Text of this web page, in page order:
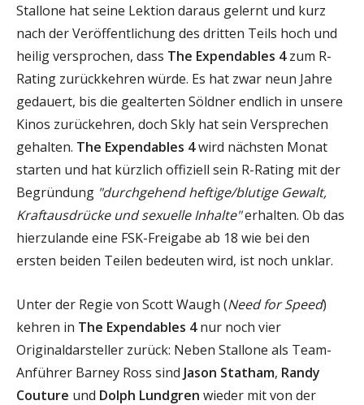
Stallone hat seine Lektion daraus gelernt und kurz
nach der Veröffentlichung des dritten Teils hoch und
heilig versprochen, dass The Expendables 4zum R-
Rating zurückkehren würde. Es hat zwar neun Jahre
gedauert, bis die gealterten Söldner endlich in unsere
Kinos zurückehren, doch Skly hat sein Versprechen
gehalten. The Expendables 4wird nächsten Monat
starten und hat kürzlich offiziell sein R-Rating mit der
Begründung "durchgehend heftige/blutige Gewalt,
Kraftausdrücke und sexuelle Inhalte"erhalten. Ob das
hierzulande eine FSK-Freigabe ab 18 wie bei den
ersten beiden Teilen bedeuten wird, ist noch unklar.
Unter der Regie von Scott Waugh (Need for Speed)
kehren in The Expendables 4nur noch vier
Originaldarsteller zurück: Neben Stallone als Team-
Anführer Barney Ross sind Jason Statham, Randy
Couture und Dolph Lundgren wieder mit von der